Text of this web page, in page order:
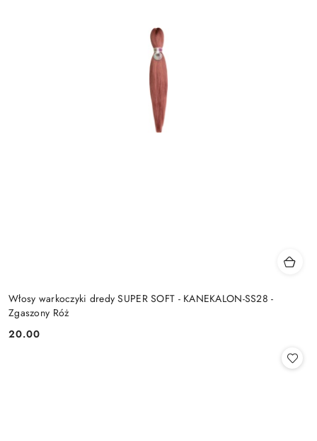
Włosy warkoczyki dredy SUPER SOFT - KANEKALON-SS28 -
Zgaszony Róż
Cena:
20.00